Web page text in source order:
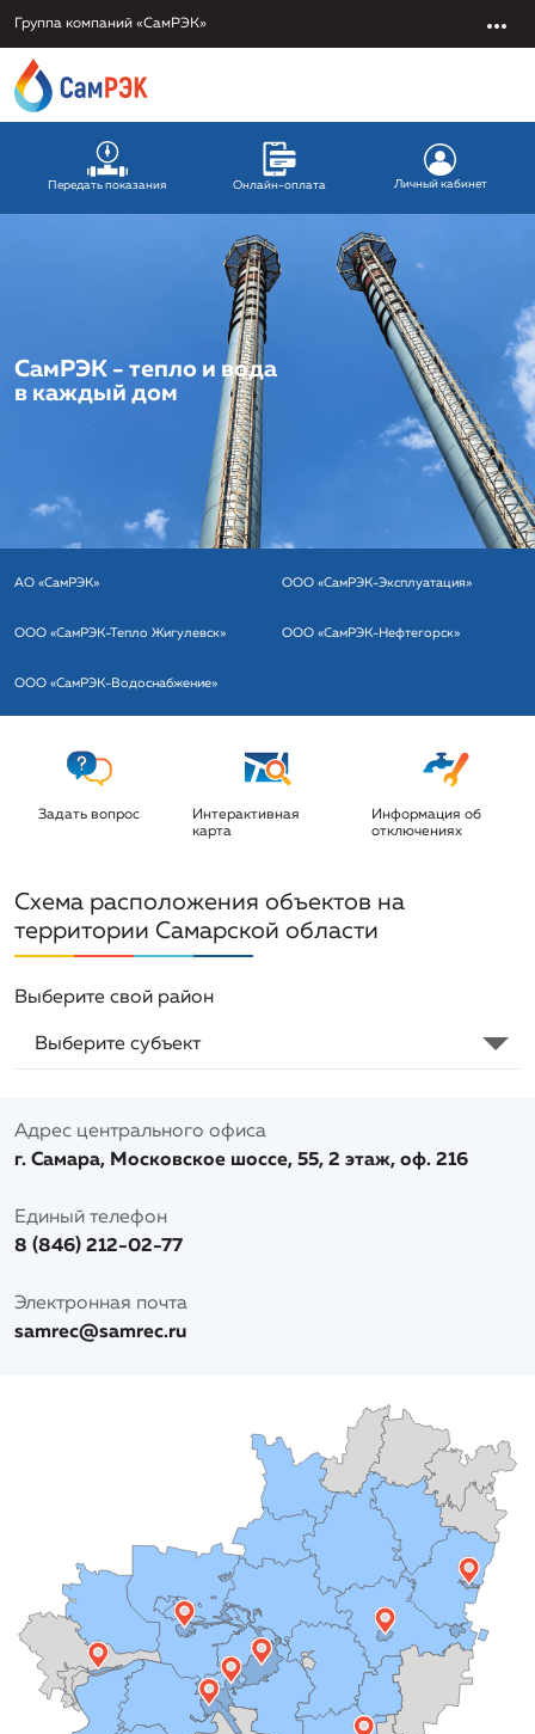
Группа компаний «СамРЭК»
Передать показания Онлайн-оплата Личный кабинет
СамРЭК - тепло и вода
в каждый дом
АО «СамРЭК» ООО «СамРЭК-Эксплуатация»
ООО «СамРЭК-Тепло Жигулевск» ООО «СамРЭК-Нефтегорск»
ООО «СамРЭК-Водоснабжение»
Задать вопрос
Интерактивная
карта
Информация об
отключениях
Схема расположения объектов на
территории Самарской области
Выберите свой район
Выберите субъект
Адрес центрального офиса
г. Самара, Московское шоссе, 55, 2 этаж, оф. 216
Единый телефон
8 (846) 212-02-77
Электронная почта
samrec@samrec.ru